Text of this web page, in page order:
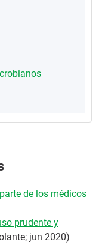
de los médicos
prudente y
jun 2020)